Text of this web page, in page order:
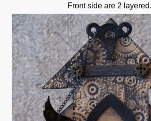
Front side are 2 layered.